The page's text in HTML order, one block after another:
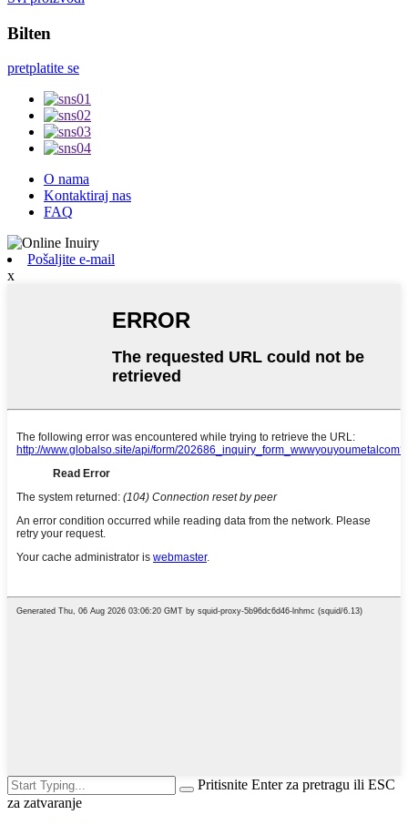
Bilten
pretplatite se
O nama
Kontaktiraj nas
FAQ
Pošaljite e-mail
x
Pritisnite Enter za pretragu ili ESC
za zatvaranje